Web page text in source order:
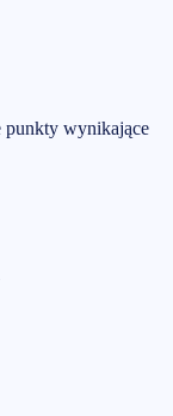
punkty wynikające